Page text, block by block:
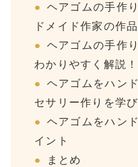
ヘアゴムの手作
ドメイド作家の作
ヘアゴムの手作
わかりやすく解説！
ヘアゴムをハン
セサリー作りを学び
ヘアゴムをハン
イント
まとめ